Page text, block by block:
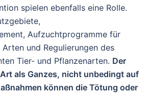
spielen ebenfalls eine Rolle.
,
Aufzuchtprogramme für
und Regulierungen des
Tier- und Pflanzenarten. Der
als Ganzes, nicht unbedingt auf
können die Tötung oder